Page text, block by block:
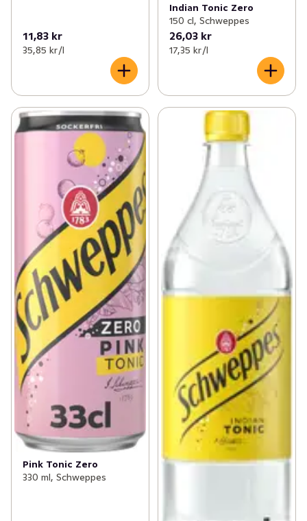
11,83 kr
35,85 kr /l
Indian Tonic Zero
150 cl, Schweppes
26,03 kr
17,35 kr /l
Pink Tonic Zero
330 ml, Schweppes